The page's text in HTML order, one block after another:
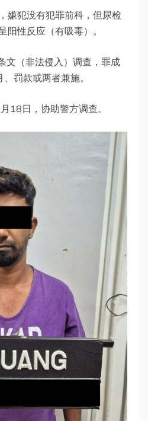
嫌犯没有犯罪前科，但尿检
阳性反应（有吸毒）。
文（非法侵入）调查，罪成
罚款或两者兼施。
18日，协助警方调查。